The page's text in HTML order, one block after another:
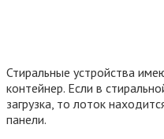
Стиральные устройства
контейнер. Если в
загрузка, то лоток
панели.